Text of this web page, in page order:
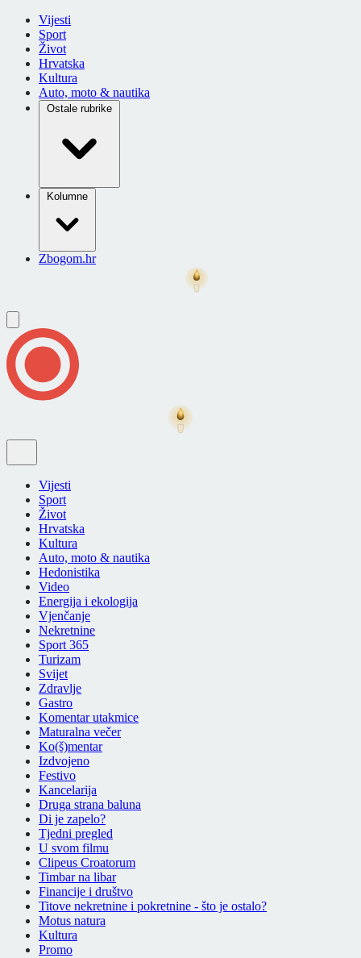
Vijesti
Sport
Život
Hrvatska
Kultura
Auto, moto & nautika
Ostale rubrike
Kolumne
Zbogom.hr
Vijesti
Sport
Život
Hrvatska
Kultura
Auto, moto & nautika
Hedonistika
Video
Energija i ekologija
Vjenčanje
Nekretnine
Sport 365
Turizam
Svijet
Zdravlje
Gastro
Komentar utakmice
Maturalna večer
Ko(š)mentar
Izdvojeno
Festivo
Kancelarija
Druga strana baluna
Di je zapelo?
Tjedni pregled
U svom filmu
Clipeus Croatorum
Timbar na libar
Financije i društvo
Titove nekretnine i pokretnine - što je ostalo?
Motus natura
Kultura
Promo